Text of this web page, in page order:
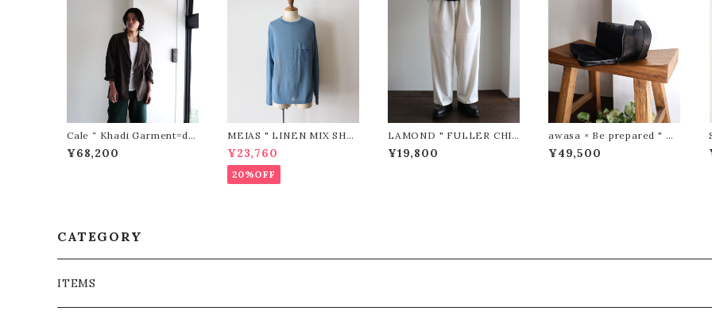
Cale “ Khadi Garment=dy
ed 2B Jacket ( Sumi Black
)”
¥68,200
MEIAS " LINEN MIX SHE
ER P/O (BLUE)"
¥23,760
20%OFF
LAMOND " FULLER CHIN
O CROSS BOLD FIT PAN
TS ( WHITE )"
¥19,800
awasa × Be prepared " F
UDEBAKO ( Black )"
¥49,500
CATEGORY
ITEMS